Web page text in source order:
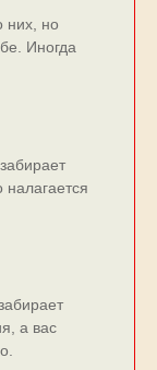
них, но
Иногда
а вас